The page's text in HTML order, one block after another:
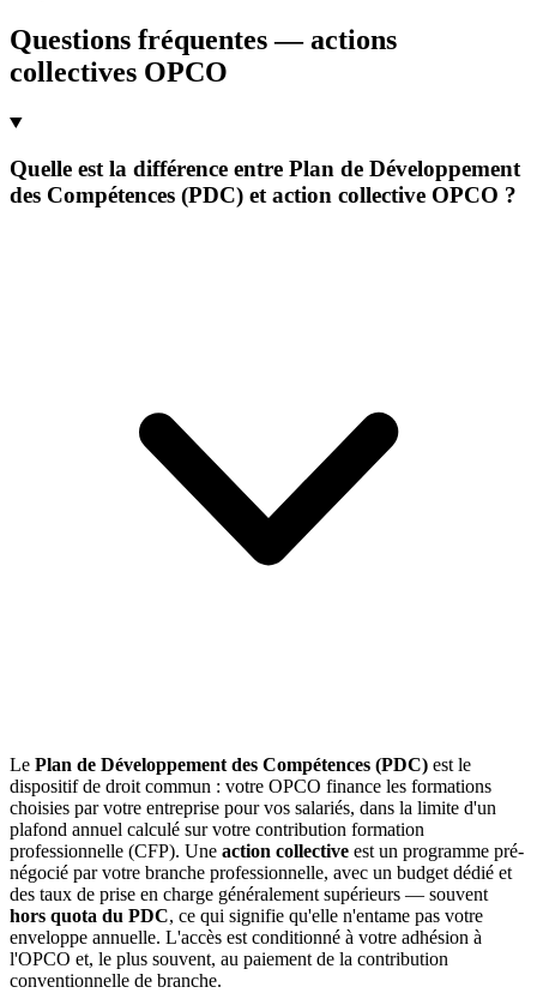
Questions fréquentes — actions
collectives OPCO
Quelle est la différence entre Plan de Développement
des Compétences (PDC) et action collective OPCO ?
Le Plan de Développement des Compétences (PDC) est le
dispositif de droit commun : votre OPCO finance les formations
choisies par votre entreprise pour vos salariés, dans la limite d'un
plafond annuel calculé sur votre contribution formation
professionnelle (CFP). Une action collective est un programme pré-
négocié par votre branche professionnelle, avec un budget dédié et
des taux de prise en charge généralement supérieurs — souvent
hors quota du PDC, ce qui signifie qu'elle n'entame pas votre
enveloppe annuelle. L'accès est conditionné à votre adhésion à
l'OPCO et, le plus souvent, au paiement de la contribution
conventionnelle de branche.